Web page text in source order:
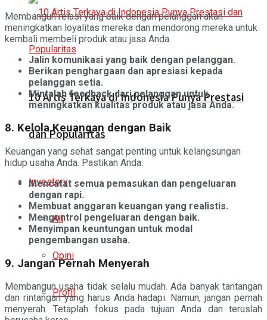
10 Artis Terkaya di Indonesia Punya Prestasi
dan Popularitas
Investory
All
Opini
Profil
Membangun relasi yang baik dengan pelanggan akan
meningkatkan loyalitas mereka dan mendorong mereka untuk
kembali membeli produk atau jasa Anda.
Jalin komunikasi yang baik dengan pelanggan.
Berikan penghargaan dan apresiasi kepada
pelanggan setia.
Mintalah feedback dari pelanggan untuk
meningkatkan kualitas produk atau jasa Anda.
8. Kelola Keuangan dengan Baik
Keuangan yang sehat sangat penting untuk kelangsungan
hidup usaha Anda. Pastikan Anda:
Mencatat semua pemasukan dan pengeluaran
dengan rapi.
Membuat anggaran keuangan yang realistis.
Mengontrol pengeluaran dengan baik.
Menyimpan keuntungan untuk modal
pengembangan usaha.
9. Jangan Pernah Menyerah
Membangun usaha tidak selalu mudah. Ada banyak tantangan
dan rintangan yang harus Anda hadapi. Namun, jangan pernah
menyerah. Tetaplah fokus pada tujuan Anda dan teruslah